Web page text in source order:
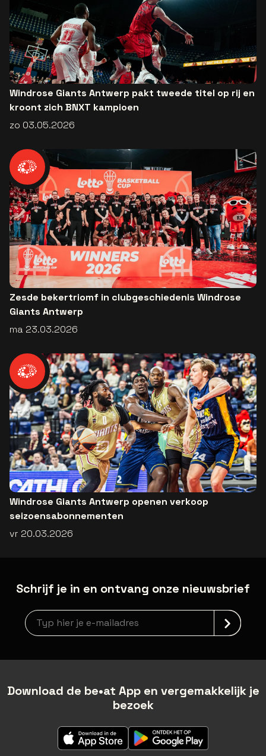
Windrose Giants Antwerp pakt tweede titel op rij en
kroont zich BNXT kampioen
zo 03.05.2026
Zesde bekertriomf in clubgeschiedenis Windrose
Giants Antwerp
ma 23.03.2026
Windrose Giants Antwerp openen verkoop
seizoensabonnementen
vr 20.03.2026
Schrijf je in en ontvang onze nieuwsbrief
Nieuwsbrief aanmelding
Download de be•at App en vergemakkelijk je
bezoek